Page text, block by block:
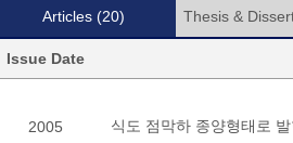
Articles (20) Thesis &
Issue Date
2005 식도 점막하 종양형태로